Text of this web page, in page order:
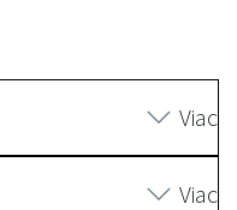
Viac
Viac